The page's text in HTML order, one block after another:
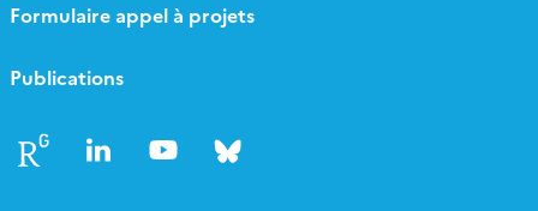
Formulaire appel à projets
Publications
Follow Follow